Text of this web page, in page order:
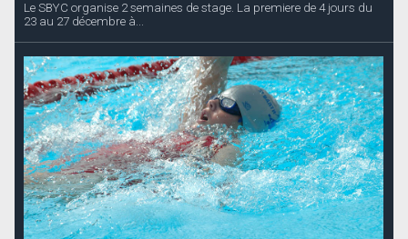
Le SBYC organise 2 semaines de stage. La premiere de 4 jours du
23 au 27 décembre à...